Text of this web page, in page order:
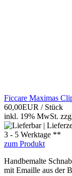
Ficcare Maximas
60,00EUR / Stück
inkl. 19% MwSt.
3 - 5 Werktage **
zum Produkt
Handbemalte
mit Emaille aus der